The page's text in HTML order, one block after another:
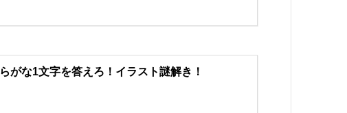
がな1文字を答えろ！イラスト謎解き！